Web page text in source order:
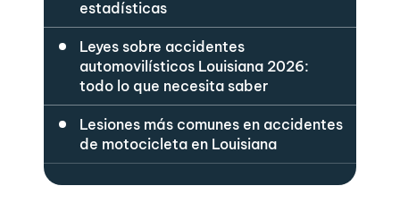
estadísticas
Leyes sobre accidentes
automovilísticos Louisiana 2026:
todo lo que necesita saber
Lesiones más comunes en accidentes
de motocicleta en Louisiana